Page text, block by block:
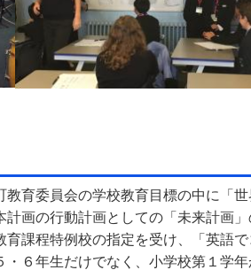
育委員会の学校教育目標の中に「
画の行動計画としての「未来計画
課程特例校の指定を受け、「英語
６年生だけでなく、小学校第１学